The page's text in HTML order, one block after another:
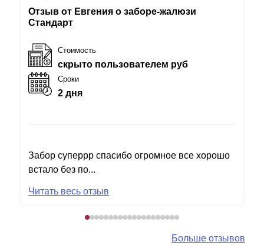
Отзыв от Евгения о заборе-жалюзи
Стандарт
Стоимость
скрыто пользователем руб
Сроки
2 дня
Забор суперрр спасибо огромное все хорошо
встало без по...
Читать весь отзыв
Больше отзывов